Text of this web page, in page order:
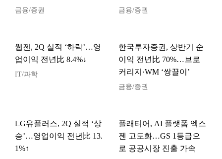
금융/증권 금융/증권
웹젠, 2Q 실적 ‘하락’…영
업이익 전년比 8.4%↓
IT/과학
한국투자증권, 상반기 순
이익 전년比 70%…브로
커리지·WM ‘쌍끌이’
금융/증권
LG유플러스, 2Q 실적 ‘상
승’…영업이익 전년比 13.
1%↑
플래티어, AI 플랫폼 엑스
젠 고도화…GS 1등급으
로 공공시장 진출 가속